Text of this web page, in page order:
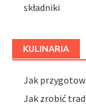
składniki
KULINARIA
Jak
Jak zrobić